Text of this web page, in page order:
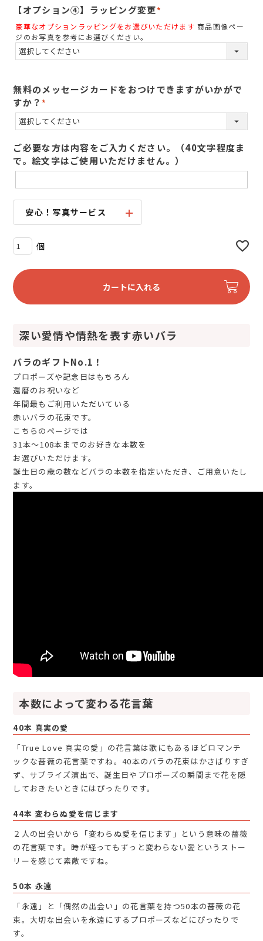
【オプション④】ラッピング変更
(
)
豪華なオプションラッピングをお選びいただけます 商品画像ペー
ジのお写真を参考にお選びください。
無料のメッセージカードをおつけできますがいかがで
すか？
(
必
)
ご必要な方は内容をご入力ください。（40文字程度ま
で。絵文字はご使用いただけません。）
安心！写真サービス
カートに入れる
深い愛情や情熱を表す赤いバラ
バラのギフトNo.1！
プロポーズや記念日はもちろん
還暦のお祝いなど
年間最もご利用いただいている
赤いバラの花束です。
こちらのページでは
31本～108本までのお好きな本数を
お選びいただけます。
誕生日の歳の数などバラの本数を指定いただき、ご用意いたし
ます。
本数によって変わる花言葉
40本 真実の愛
「True Love 真実の愛」の花言葉は歌にもあるほどロマンチ
ックな薔薇の花言葉ですね。40本のバラの花束はかさばりすぎ
ず、サプライズ演出で、誕生日やプロポーズの瞬間まで花を隠
しておきたいときにはぴったりです。
44本 変わらぬ愛を信じます
２人の出会いから「変わらぬ愛を信じます」という意味の薔薇
の花言葉です。時が経ってもずっと変わらない愛というストー
リーを感じて素敵ですね。
50本 永遠
「永遠」と「偶然の出会い」の花言葉を持つ50本の薔薇の花
束。大切な出会いを永遠にするプロポーズなどにぴったりで
す。